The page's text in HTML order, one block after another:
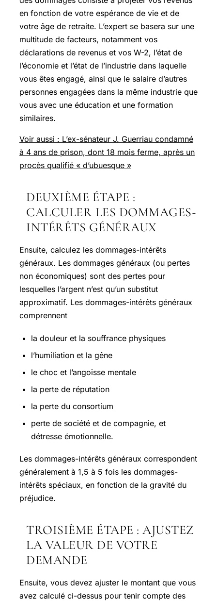
en fonction de votre espérance de vie et de
votre âge de retraite. L’expert se basera sur une
multitude de facteurs, notamment vos
déclarations de revenus et vos W-2, l’état de
l’économie et l’état de l’industrie dans laquelle
vous êtes engagé, ainsi que le salaire d’autres
personnes engagées dans la même industrie que
vous avec une éducation et une formation
similaires.
Voir aussi : L’ex-sénateur J. Guerriau condamné
à 4 ans de prison, dont 18 mois ferme, après un
procès qualifié « d’ubuesque »
DEUXIÈME ÉTAPE :
CALCULER LES DOMMAGES-
INTÉRÊTS GÉNÉRAUX
Ensuite, calculez les dommages-intérêts
généraux. Les dommages généraux (ou pertes
non économiques) sont des pertes pour
lesquelles l’argent n’est qu’un substitut
approximatif. Les dommages-intérêts généraux
comprennent
la douleur et la souffrance physiques
l’humiliation et la gêne
le choc et l’angoisse mentale
la perte de réputation
la perte du consortium
perte de société et de compagnie, et
détresse émotionnelle.
Les dommages-intérêts généraux correspondent
généralement à 1,5 à 5 fois les dommages-
intérêts spéciaux, en fonction de la gravité du
préjudice.
TROISIÈME ÉTAPE : AJUSTEZ
LA VALEUR DE VOTRE
DEMANDE
Ensuite, vous devez ajuster le montant que vous
avez calculé ci-dessus pour tenir compte des